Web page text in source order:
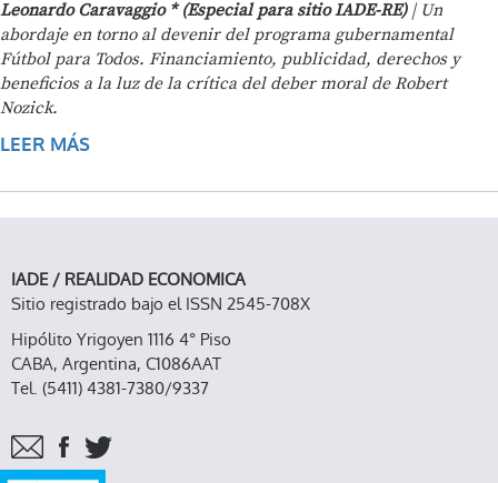
Leonardo Caravaggio * (Especial para sitio IADE-RE)| Un
abordaje en torno al devenir del programa gubernamental
Fútbol para Todos. Financiamiento, publicidad, derechos y
beneficios a la luz de la crítica del deber moral de Robert
Nozick.
LEER MÁS
IADE / REALIDAD ECONOMICA
Sitio registrado bajo el ISSN 2545-708X
Hipólito Yrigoyen 1116 4° Piso
CABA, Argentina, C1086AAT
Tel. (5411) 4381-7380/9337